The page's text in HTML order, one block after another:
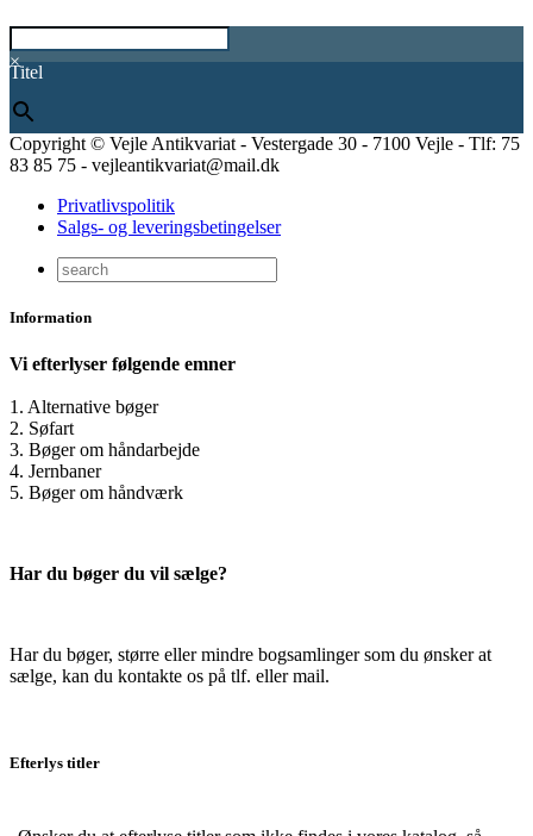
×
Titel
Copyright © Vejle Antikvariat - Vestergade 30 - 7100 Vejle - Tlf: 75
83 85 75 - vejleantikvariat@mail.dk
Privatlivspolitik
Salgs- og leveringsbetingelser
Information
Vi efterlyser følgende emner
1. Alternative bøger
2. Søfart
3. Bøger om håndarbejde
4. Jernbaner
5. Bøger om håndværk
Har du bøger du vil sælge?
Har du bøger, større eller mindre bogsamlinger som du ønsker at
sælge, kan du kontakte os på tlf. eller mail.
Efterlys titler